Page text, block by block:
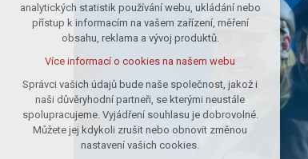
udržení kontextu stránek (session):
případná přihlášení, volby jazyka, apod.
Volitelná cookies
analytická pro anonymizované
vyhodnocení návštěvnosti
marketingová cookies (Google)
Více informací o cookies na našem webu
analytických statistik používání webu, ukládání nebo
přístup k informacím na vašem zařízení, měření
obsahu, reklama a vývoj produktů.
Více informací o cookies na našem webu
Správci vašich údajů bude naše společnost, jakož i
naši důvěryhodní partneři, se kterými neustále
spolupracujeme. Vyjádření souhlasu je dobrovolné.
Můžete jej kdykoli zrušit nebo obnovit změnou
nastavení vašich cookies.